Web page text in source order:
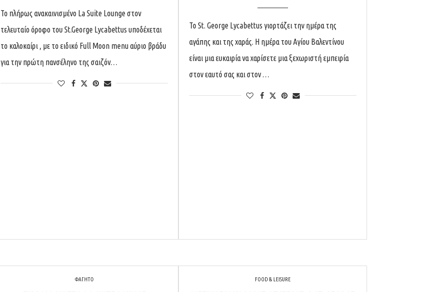
Το πλήρως ανακαινισμένο La Suite Lounge στον
τελευταίο όροφο του St.George Lycabettus υποδέχεται
το καλοκαίρι , με το ειδικό Full Moon menu αύριο βράδυ
για την πρώτη πανσέληνο της σαιζόν…
Το St. George Lycabettus γιορτάζει την ημέρα της
αγάπης και της χαράς. Η ημέρα του Αγίου Βαλεντίνου
είναι μια ευκαιρία να χαρίσετε μια ξεχωριστή εμπειρία
στον εαυτό σας και στον …
ΦΑΓΗΤΟ FOOD & LEISURE